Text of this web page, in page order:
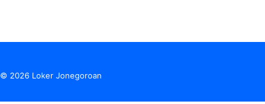
© 2026 Loker Jonegoroan